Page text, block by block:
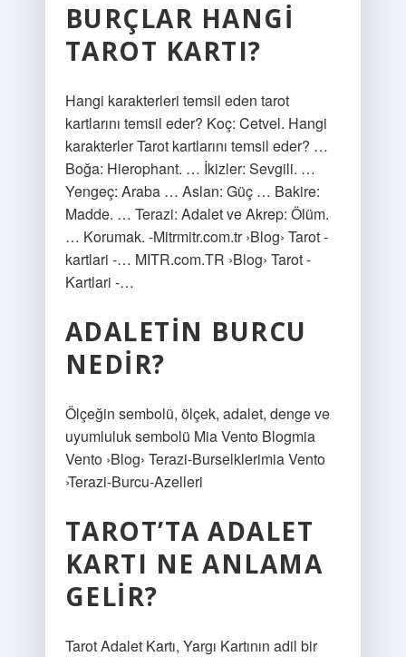
BURÇLAR HANGI
TAROT KARTI?
Hangi karakterleri temsil eden tarot
kartlarını temsil eder? Koç: Cetvel. Hangi
karakterler Tarot kartlarını temsil eder? …
Boğa: Hierophant. … İkizler: Sevgili. …
Yengeç: Araba … Aslan: Güç … Bakire:
Madde. … Terazi: Adalet ve Akrep: Ölüm.
… Korumak. -Mitrmitr.com.tr ›Blog› Tarot -
kartlari -… MITR.com.TR ›Blog› Tarot -
Kartlari -…
ADALETIN BURCU
NEDIR?
Ölçeğin sembolü, ölçek, adalet, denge ve
uyumluluk sembolü Mia Vento Blogmia
Vento ›Blog› Terazi-Burselklerimia Vento
›Terazi-Burcu-Azelleri
TAROT’TA ADALET
KARTI NE ANLAMA
GELIR?
Tarot Adalet Kartı, Yargı Kartının adil bir